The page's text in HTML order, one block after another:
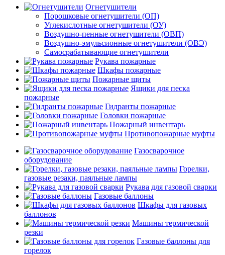
Огнетушители
Порошковые огнетушители (ОП)
Углекислотные огнетушители (ОУ)
Воздушно-пенные огнетушители (ОВП)
Воздушно-эмульсионные огнетушители (ОВЭ)
Самосрабатывающие огнетушители
Рукава пожарные
Шкафы пожарные
Пожарные щиты
Ящики для песка
пожарные
Гидранты пожарные
Головки пожарные
Пожарный инвентарь
Противопожарные муфты
Газосварочное
оборудование
Горелки,
газовые резаки, паяльные лампы
Рукава для газовой сварки
Газовые баллоны
Шкафы для газовых
баллонов
Машины термической
резки
Газовые баллоны для
горелок